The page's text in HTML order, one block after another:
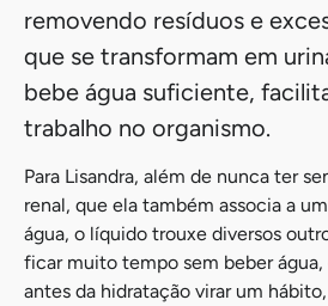
removendo resíduos e
que se transformam em
bebe água suficiente,
trabalho no organismo.
Para Lisandra, além de nunca ter
renal, que ela também associa a
água, o líquido trouxe diversos
ficar muito tempo sem beber
antes da hidratação virar um